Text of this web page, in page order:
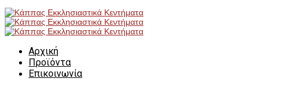
Αρχική
Προϊόντα
Επικοινωνία